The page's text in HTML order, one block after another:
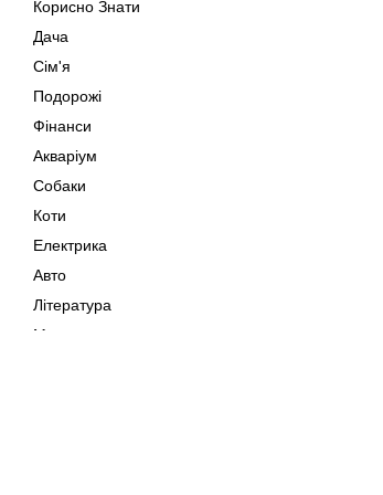
Корисно Знати
Дача
Сім'я
Подорожі
Фінанси
Акваріум
Собаки
Коти
Електрика
Авто
Література
Музика